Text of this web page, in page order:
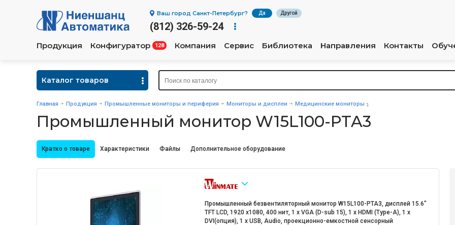
Ваш город Санкт-Петербург? Да Другой
(812) 326-59-24
Продукция Конфигуратор 128 Компания Сервис Библиотека Направления Контакты
Каталог товаров
Главная Продукция Промышленные мониторы и периферия Мониторы и дисплеи Медицинские мониторы
Промышленный монитор W15L100-PTA3
Кратко о товаре Характеристики Файлы Дополнительное оборудование
Промышленный безвентиляторный монитор W15L100-PTA3, дисплей 15.6"
TFT LCD, 1920 x1080, 400 нит, 1 x VGA (D-sub 15), 1 x HDMI (Type-A), 1 x
DVI(опция), 1 x USB, Audio, проекционно-емкостной сенсорный